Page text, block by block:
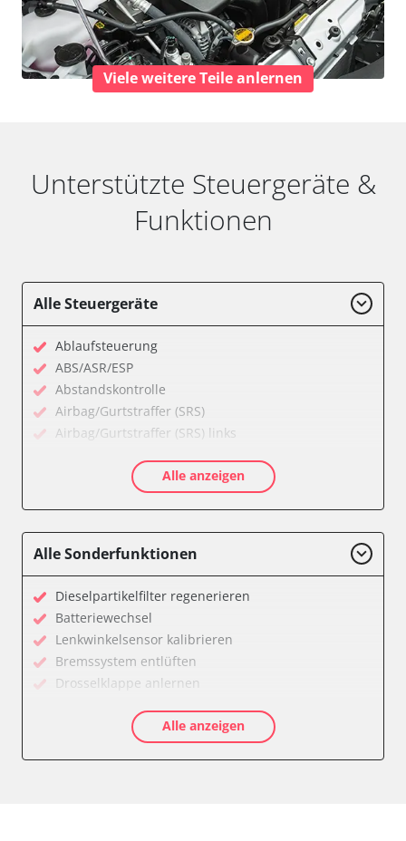
Viele weitere Teile anlernen
Unterstützte Steuergeräte &
Funktionen
Alle Steuergeräte
Ablaufsteuerung
ABS/ASR/ESP
Abstandskontrolle
Airbag/Gurtstraffer (SRS)
Airbag/Gurtstraffer (SRS) links
Allradelektronik
Anhängersteuergerät
Bremskraftverstärker
Diagnoseschnittstelle (EOBD/OBDII)
Differentialsperre
Einparkhilfe
Einparkhilfe Lenkhilfe
Fahrtrichtungskamera
Fernlichtassistent
Feststellbremse (EPB / SBC)
Alle anzeigen
Alle Sonderfunktionen
Dieselpartikelfilter regenerieren
Batteriewechsel
Lenkwinkelsensor kalibrieren
Bremssystem entlüften
Drosselklappe anlernen
Luftmassenmesser anlernen
Kraftstofftank entleeren
Alle anzeigen